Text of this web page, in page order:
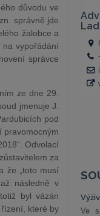
důvodu ve
správně jde
žalobce a
na vypořádání
správce
ze dne 29.
jmenuje J.
pod
pravomocným
Odvolací
za
že „toto musí
následně v
byl vázán
které by
Ve